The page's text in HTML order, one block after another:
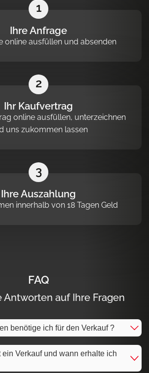
1
Ihre Anfrage
online ausfüllen und absenden
2
Ihr Kaufvertrag
online ausfüllen, unterzeichnen
uns zukommen lassen
3
Ihre Auszahlung
innerhalb von 18 Tagen Geld
FAQ
Antworten auf Ihre Fragen
benötige ich für den Verkauf ?
Verkauf und wann erhalte ich